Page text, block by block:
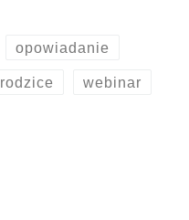
opowiadanie
rodzice webinar